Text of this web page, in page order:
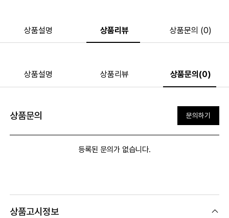
상품설명 상품리뷰 상품문의 (0)
상품설명 상품리뷰 상품문의(0)
상품문의 문의하기
등록된 문의가 없습니다.
상품고시정보